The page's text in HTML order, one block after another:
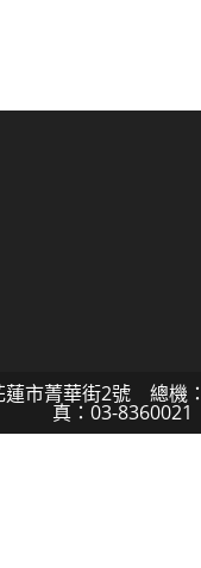
蓮市菁華街2號 總機
真：03-8360021